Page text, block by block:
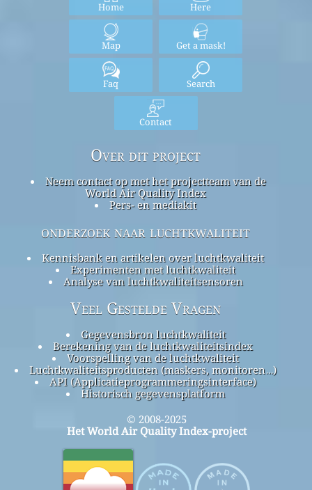
Home Here
Map Get a mask!
Faq Search
Contact
Over dit project
Neem contact op met het projectteam van de
World Air Quality Index
Pers- en mediakit
onderzoek naar luchtkwaliteit
Kennisbank en artikelen over luchtkwaliteit
Experimenten met luchtkwaliteit
Analyse van luchtkwaliteitsensoren
Veel Gestelde Vragen
Gegevensbron luchtkwaliteit
Berekening van de luchtkwaliteitsindex
Voorspelling van de luchtkwaliteit
Luchtkwaliteitsproducten (maskers, monitoren…)
API (Applicatieprogrammeringsinterface)
Historisch gegevensplatform
© 2008-2025
Het World Air Quality Index-project